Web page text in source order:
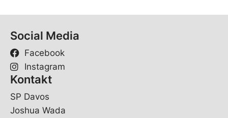
Social Media
Facebook
Instagram
Kontakt
SP Davos
Joshua Wada